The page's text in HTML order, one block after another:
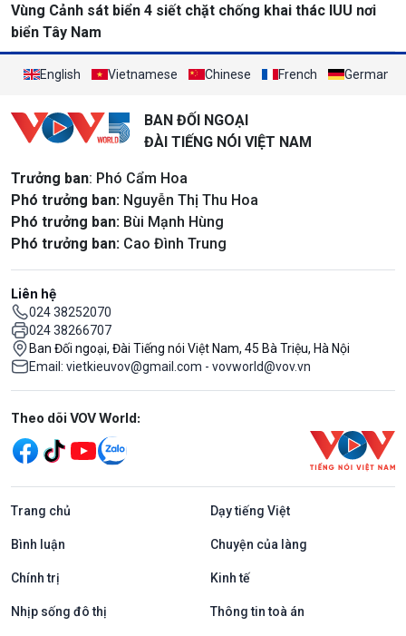
Vùng Cảnh sát biển 4 siết chặt chống khai thác IUU nơi
biển Tây Nam
English Vietnamese Chinese French German
BAN ĐỐI NGOẠI
ĐÀI TIẾNG NÓI VIỆT NAM
Trưởng ban: Phó Cẩm Hoa
Phó trưởng ban: Nguyễn Thị Thu Hoa
Phó trưởng ban: Bùi Mạnh Hùng
Phó trưởng ban: Cao Đình Trung
Liên hệ
024 38252070
024 38266707
Ban Đối ngoại, Đài Tiếng nói Việt Nam, 45 Bà Triệu, Hà Nội
Email: vietkieuvov@gmail.com - vovworld@vov.vn
Mạng xã hội
Theo dõi VOV World:
Trang chủ Dạy tiếng Việt
Bình luận Chuyện của làng
Chính trị Kinh tế
Nhịp sống đô thị Thông tin toà án